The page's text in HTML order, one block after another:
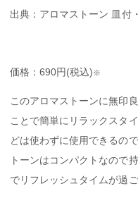
出典：アロマストーン 皿付
価格：690円(税込)※
このアロマストーンに無印
ことで簡単にリラックスタ
どは使わずに使用できるの
トーンはコンパクトなので
でリフレッシュタイムが過